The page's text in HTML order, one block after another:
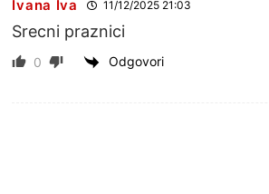
Ivana Iva 11/12/2025 21:03
Srecni praznici
0 Odgovori